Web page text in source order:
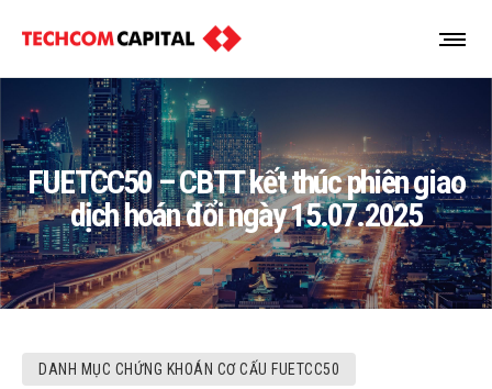
FUETCC50 – CBTT kết thúc phiên giao
dịch hoán đổi ngày 15.07.2025
DANH MỤC CHỨNG KHOÁN CƠ CẤU FUETCC50